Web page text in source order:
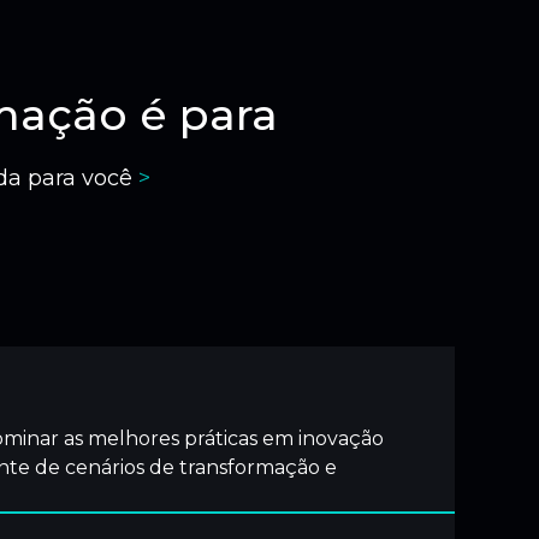
é para
para você >
as melhores práticas em inovação
de cenários de transformação e